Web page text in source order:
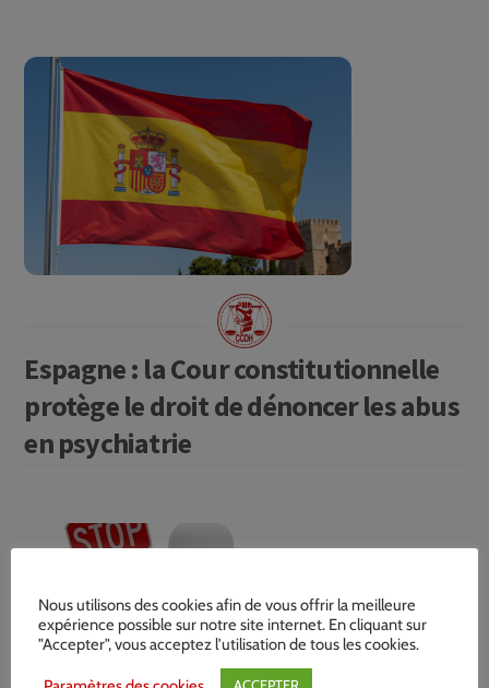
Espagne : la Cour constitutionnelle
protège le droit de dénoncer les abus
en psychiatrie
Nous utilisons des cookies afin de vous offrir la meilleure
expérience possible sur notre site internet. En cliquant sur
"Accepter", vous acceptez l'utilisation de tous les cookies.